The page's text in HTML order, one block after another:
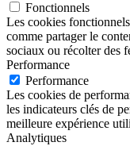
Fonctionnels
Les cookies
comme partager le
sociaux ou récolter des
Performance
Performance
Les cookies de
les indicateurs clés de
meilleure expérience
Analytiques